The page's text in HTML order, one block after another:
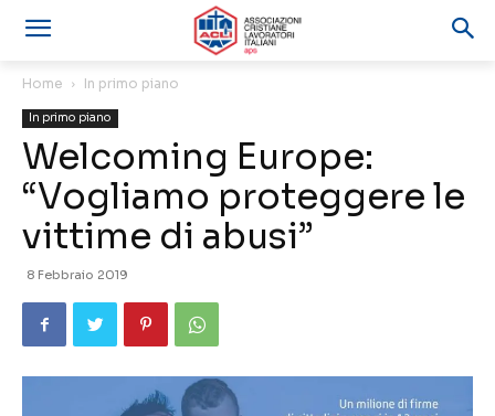
Home In primo piano
In primo piano
Welcoming Europe:
“Vogliamo proteggere le
vittime di abusi”
8 Febbraio 2019